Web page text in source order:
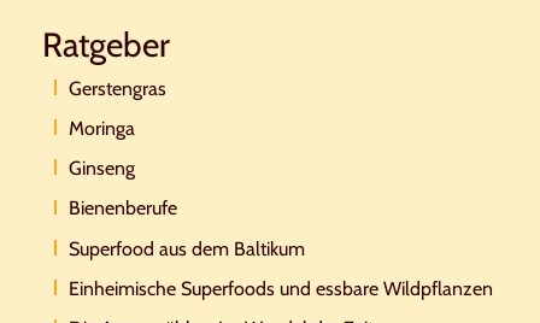
Ratgeber
Gerstengras
Moringa
Ginseng
Bienenberufe
Superfood aus dem Baltikum
Einheimische Superfoods und essbare Wildpflanzen